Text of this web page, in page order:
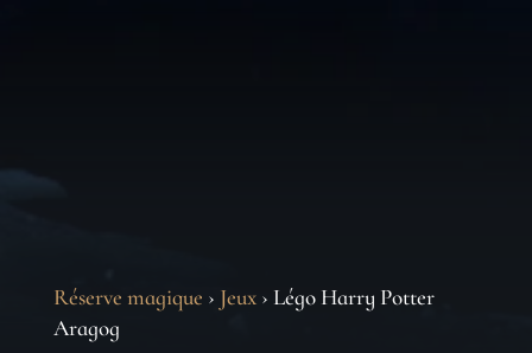
Réserve magique › Jeux› Légo Harry Potter
Aragog